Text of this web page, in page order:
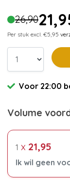
26,90
Per stuk excl. €5,95
Voor 22:00
Volume
1 x 21,95
Ik wil geen